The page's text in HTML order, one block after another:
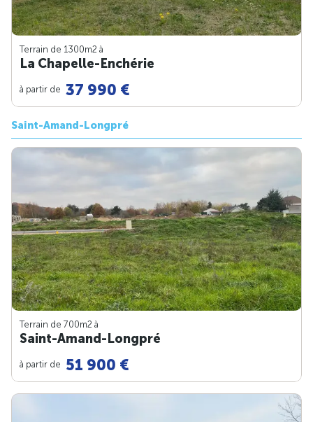
Terrain de 1300m2 à
La Chapelle-Enchérie
à partir de 37 990 €
Saint-Amand-Longpré
Terrain de 700m2 à
Saint-Amand-Longpré
à partir de 51 900 €